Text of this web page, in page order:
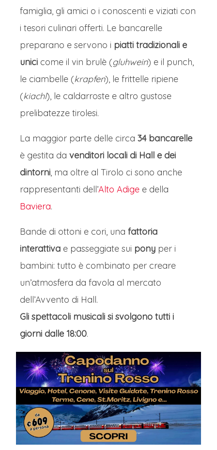
famiglia, gli amici o i conoscenti e viziati con
i tesori culinari offerti. Le bancarelle
preparano e servono i piatti tradizionali e
unici come il vin brulè (gluhwein) e il punch,
le ciambelle (krapfen), le frittelle ripiene
(kiachl), le caldarroste e altro gustose
prelibatezze tirolesi.
La maggior parte delle circa 34 bancarelle
è gestita da venditori locali di Hall e dei
dintorni, ma oltre al Tirolo ci sono anche
rappresentanti dell’Alto Adige e della
Baviera.
Bande di ottoni e cori, una fattoria
interattiva e passeggiate sui pony per i
bambini: tutto è combinato per creare
un’atmosfera da favola al mercato
dell’Avvento di Hall.
Gli spettacoli musicali si svolgono tutti i
giorni dalle 18:00.